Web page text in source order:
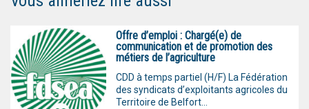
Offre d’emploi : Chargé(e) de
communication et de promotion des
métiers de l’agriculture
CDD à temps partiel (H/F) La Fédération
des syndicats d’exploitants agricoles du
Territoire de Belfort...